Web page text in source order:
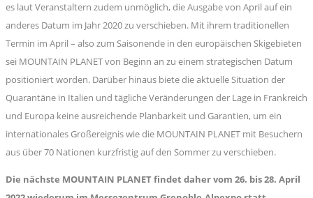
es laut Veranstaltern zudem unmöglich, die Ausgabe von April auf ein
anderes Datum im Jahr 2020 zu verschieben. Mit ihrem traditionellen
Termin im April – also zum Saisonende in den europäischen Skigebieten
sei MOUNTAIN PLANET von Beginn an zu einem strategischen Datum
positioniert worden. Darüber hinaus biete die aktuelle Situation der
Quarantäne in Italien und tägliche Veränderungen der Lage in Frankreich
und Europa keine ausreichende Planbarkeit und Garantien, um ein
internationales Großereignis wie die MOUNTAIN PLANET mit Besuchern
aus über 70 Nationen kurzfristig auf den Sommer zu verschieben.
Die nächste MOUNTAIN PLANET findet daher vom 26. bis 28. April